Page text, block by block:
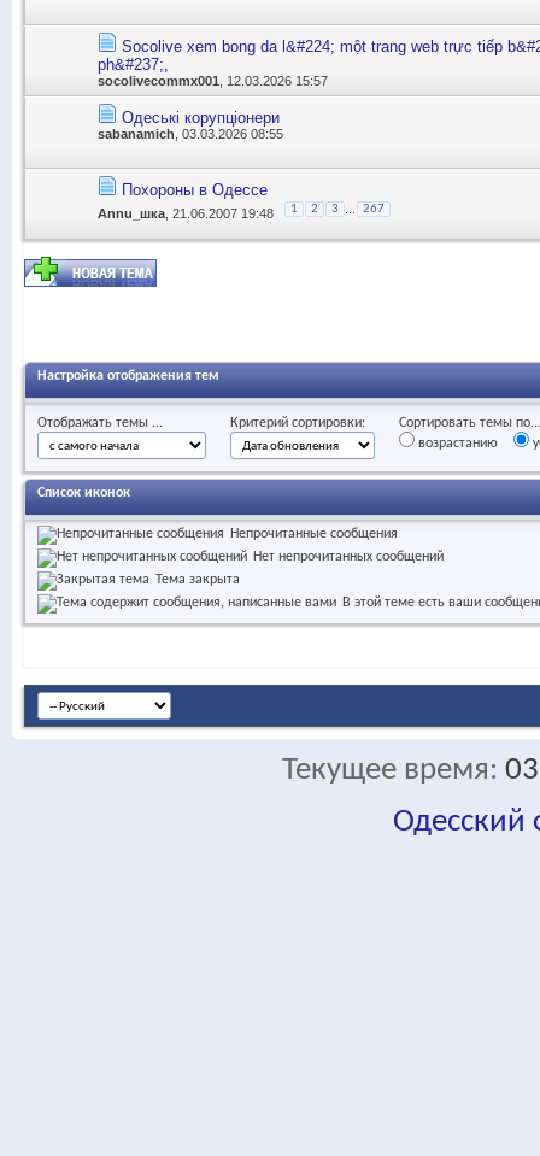
Socolive xem bong da l&#224; một trang web trực tiếp
ph&#237;,
socolivecommx001 , 12.03.2026 15:57
Одеські корупціонери
sabanamich , 03.03.2026 08:55
Похороны в Одессе
Annu_шка , 21.06.2007 19:48 1 2 3 267
Настройка отображения тем
Отображать темы ... Критерий сортировки:
Сортировать темы по...
возрастанию
Список иконок
Непрочитанные сообщения
Нет непрочитанных сообщений
Тема закрыта
В этой теме есть ваши
Текущее время:
Одесский